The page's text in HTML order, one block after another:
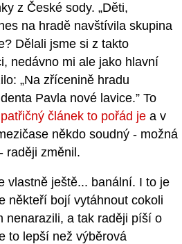
z České sody. „Děti,
na hradě navštívila skupina
Dělali jsme si z takto
nedávno mi ale jako hlavní
„Na zřícenině hradu
Pavla nové lavice.” To
článek to pořád je a v
někdo soudný - možná
raději změnil.
vlastně ještě... banální. I to je
někteří bojí vytáhnout cokoli
nenarazili, a tak raději píší o
to lepší než výběrová